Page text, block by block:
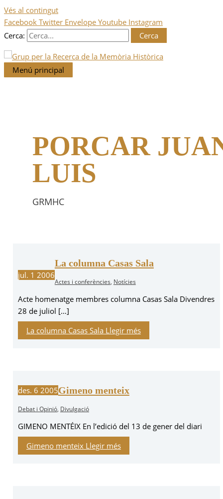
Vés al contingut
Facebook Twitter Envelope Youtube Instagram
Cerca:
Menú principal
PORCAR
LUIS
GRMHC
jul. 1 2006
La columna Casas Sala
Actes i conferències Notícies
Acte homenatge membres columna Casas Sala Divendres
28 de juliol […]
La columna Casas SalaLlegir més
des. 6 2005Gimeno menteix
Debat i Opinió, Divulgació
GIMENO MENTÉIX En l’edició del 13 de gener del diari
Gimeno menteix Llegir més